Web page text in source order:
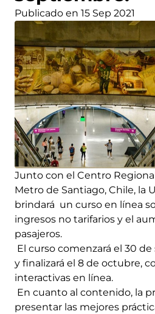
Publicado en 15 Sep 2021
Junto con el Centro
Metro de Santiago, Chile, la
brindará un curso en línea
ingresos no tarifarios y el
pasajeros.
El curso comenzará el 30
y finalizará el 8 de octubre,
interactivas en línea.
En cuanto al contenido, la
presentar las mejores